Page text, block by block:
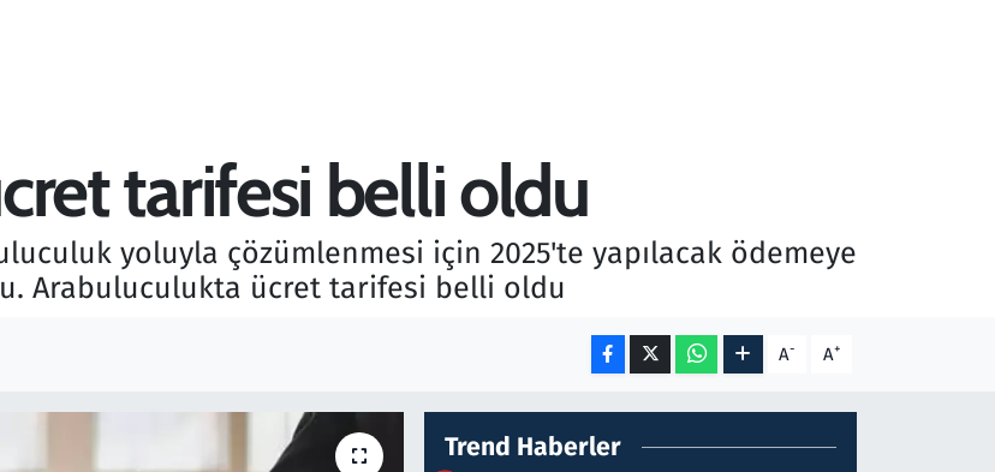
tarifesi belli oldu
yoluyla çözümlenmesi için 2025'te yapılacak ödemeye
Arabuluculukta ücret tarifesi belli oldu
A- A+
Trend Haberler